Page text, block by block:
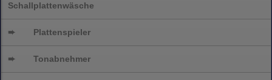
Schallplattenwäsche
➨ Plattenspieler
➨ Tonabnehmer